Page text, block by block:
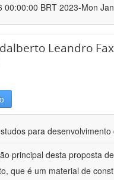
00:00:00 BRT 2023-Mon
Leandro
para
principal desta proposta
que é um material de